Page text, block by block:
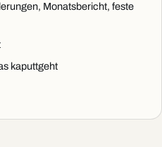
Monatsbericht, feste
kaputtgeht